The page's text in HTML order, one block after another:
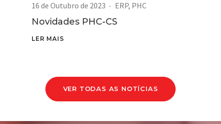
16 de Outubro de 2023 ERP, PHC
Novidades PHC-CS
LER MAIS
VER TODAS AS NOTÍCIAS